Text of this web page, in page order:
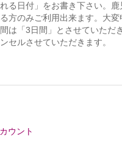
る日付」をお書き下さい。鹿
方のみご利用出来ます。大変
は「3日間」とさせていただ
セルさせていただきます。
ウント